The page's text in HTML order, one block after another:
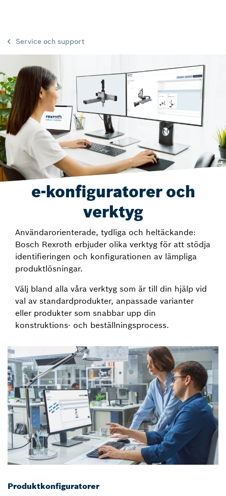
Service och support
e-konfiguratorer och
verktyg
Användarorienterade, tydliga och heltäckande:
Bosch Rexroth erbjuder olika verktyg för att stödja
identifieringen och konfigurationen av lämpliga
produktlösningar.
Välj bland alla våra verktyg som är till din hjälp vid
val av standardprodukter, anpassade varianter
eller produkter som snabbar upp din
konstruktions- och beställningsprocess.
Produktkonfiguratorer